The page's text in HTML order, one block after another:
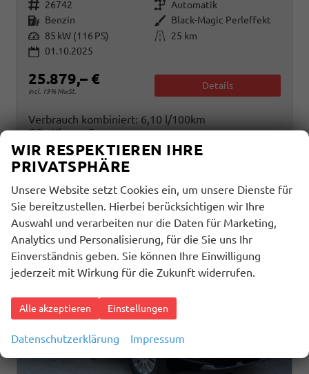
Fahrzeugnr. 26742 Getriebe Automatik
Kraftstoff Benzin Außenfarbe Black-Magic Perleffekt
Leistung 85 kW (116 PS) Kilometerstand
25 km
01.10.2025
25.879,– €
incl. 19% MwSt.
Details
Verbrauch kombiniert: 6,10 l/100km
CO -Klasse: E
CO
-Emissionen:138,00 g/km
WIR RESPEKTIEREN IHRE
PRIVATSPHÄRE
Unsere Website setzt Cookies ein, um unsere Dienste für
Sie bereitzustellen. Hierbei berücksichtigen wir Ihre
Auswahl und verarbeiten nur die Daten für Marketing,
Analytics und Personalisierung, für die Sie uns Ihr
Einverständnis geben. Sie können Ihre Einwilligung
jederzeit mit Wirkung für die Zukunft widerrufen.
Alle akzeptieren Einstellungen
Datenschutzerklärung Impressum